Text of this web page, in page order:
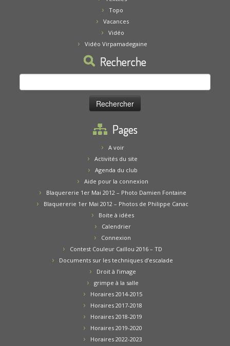
Topo
Vacances
Vidéo
Vidéo Virpamadegaine
Recherche
Rechercher :
Pages
A voir
Activités du site
Agenda du club
Aide pour la connexion
Blaquererie 1er Mai 2012 – Photo Damien Fontaine
Blaquererie 1er Mai 2012 – Photos de Philippe Canac
Boite à idées
Calendrier
Connexion
Contest Couleur Caillou 2016 – TD
Documents sur les techniques d’escalade
Droit à l’image
grimpe à la salle
Horaires 2014-2015
Horaires 2017-2018
Horaires 2018-2019
Horaires 2019-2020
Horaires 2022-2023